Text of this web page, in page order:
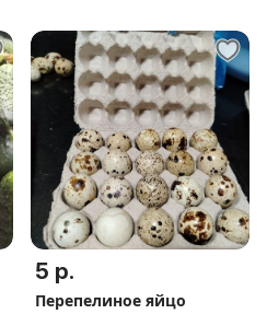
5 р.
Перепелиное яйцо